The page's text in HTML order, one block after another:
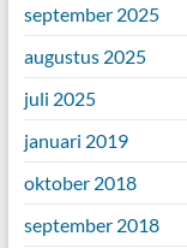
september 2025
augustus 2025
juli 2025
januari 2019
oktober 2018
september 2018